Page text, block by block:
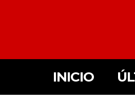
INICIO